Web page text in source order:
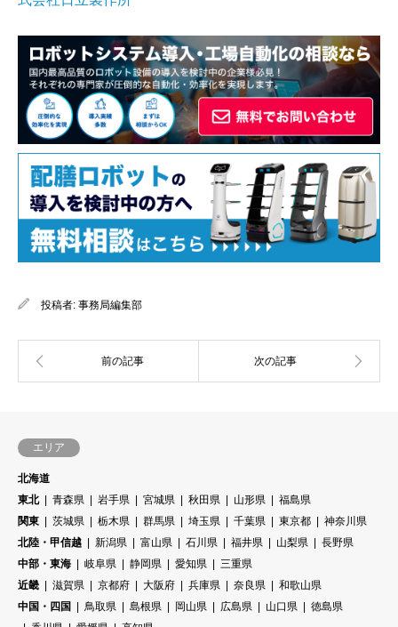
投稿者: 事務局編集部
エリア
北海道
東北
青森県 岩手県 宮城県 秋田県 山形県
福島県
関東
茨城県 栃木県 群馬県 埼玉県 千葉県 東京都
神奈川県
北陸・甲信越
新潟県 富山県 石川県 福井県 山梨県
長野県
中部・東海
岐阜県 静岡県 愛知県
三重県
近畿
滋賀県 京都府 大阪府 兵庫県 奈良県
和歌山県
中国・四国
鳥取県 島根県 岡山県 広島県 山口県
徳島県